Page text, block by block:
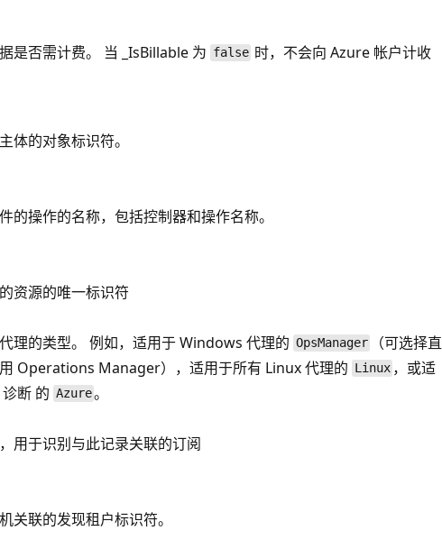
是否需计费。 当 _IsBillable 为 false 时，不会向 Azure 帐户计收
体的对象标识符。
的操作的名称，包括控制器和操作名称。
资源的唯一标识符
理的类型。 例如，适用于 Windows 代理的 OpsManager
（可选择直
Operations Manager），适用于所有 Linux 代理的 Linux ，或适
断 的 Azure。
用于识别与此记录关联的订阅
关联的发现租户标识符。